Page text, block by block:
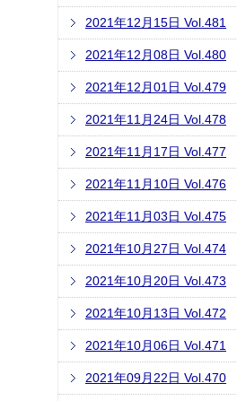
2021年12月15日 Vol.481
2021年12月08日 Vol.480
2021年12月01日 Vol.479
2021年11月24日 Vol.478
2021年11月17日 Vol.477
2021年11月10日 Vol.476
2021年11月03日 Vol.475
2021年10月27日 Vol.474
2021年10月20日 Vol.473
2021年10月13日 Vol.472
2021年10月06日 Vol.471
2021年09月22日 Vol.470